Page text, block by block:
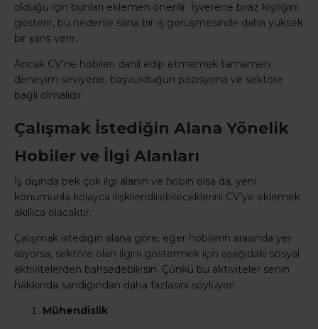
olduğu için bunları eklemen önerilir. İşverene biraz kişiliğini
gösterir, bu nedenle sana bir iş görüşmesinde daha yüksek
bir şans verir.
Ancak CV'ne hobileri dahil edip etmemek tamamen
deneyim seviyene, başvurduğun pozisyona ve sektöre
bağlı olmalıdır.
Çalışmak İstediğin Alana Yönelik
Hobiler ve İlgi Alanları
İş dışında pek çok ilgi alanın ve hobin olsa da, yeni
konumunla kolayca ilişkilendirebileceklerini CV’ye eklemek
akıllıca olacaktır.
Çalışmak istediğin alana göre, eğer hobilerin arasında yer
alıyorsa, sektöre olan ilgini göstermek için aşağıdaki sosyal
aktivitelerden bahsedebilirsin. Çünkü bu aktiviteler senin
hakkında sandığından daha fazlasını söylüyor!
Mühendislik